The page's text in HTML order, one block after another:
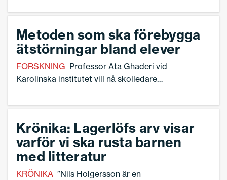
Metoden som ska förebygga
ätstörningar bland elever
FORSKNING Professor Ata Ghaderi vid
Karolinska institutet vill nå skolledare
förebyggande mot ätstörningar.
Krönika: Lagerlöfs arv visar
varför vi ska rusta barnen
med litteratur
KRÖNIKA ”Nils Holgersson är en